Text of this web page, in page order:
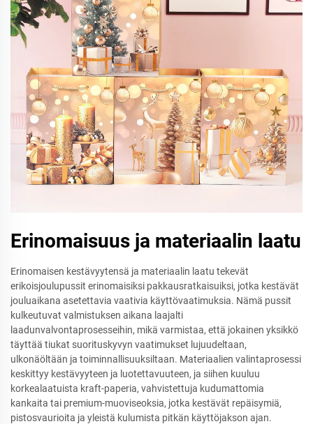
Erinomaisuus ja materiaalin laatu
Erinomaisen kestävyytensä ja materiaalin laatu tekevät
erikoisjoulupussit erinomaisiksi pakkausratkaisuiksi, jotka kestävät
jouluaikana asetettavia vaativia käyttövaatimuksia. Nämä pussit
kulkeutuvat valmistuksen aikana laajalti
laadunvalvontaprosesseihin, mikä varmistaa, että jokainen yksikkö
täyttää tiukat suorituskyvyn vaatimukset lujuudeltaan,
ulkonäöltään ja toiminnallisuuksiltaan. Materiaalien valintaprosessi
keskittyy kestävyyteen ja luotettavuuteen, ja siihen kuuluu
korkealaatuista kraft-paperia, vahvistettuja kudumattomia
kankaita tai premium-muoviseoksia, jotka kestävät repäisymiä,
pistosvaurioita ja yleistä kulumista pitkän käyttöjakson ajan.